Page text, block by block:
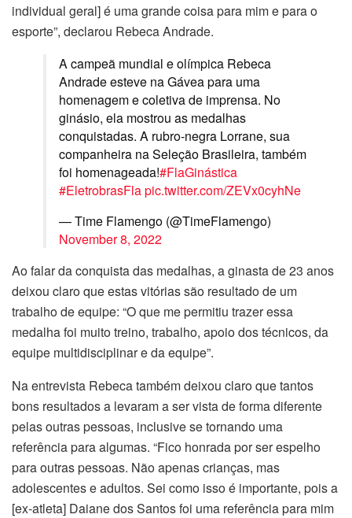
individual geral] é uma grande coisa para mim e para o
esporte”, declarou Rebeca Andrade.
A campeã mundial e olímpica Rebeca
Andrade esteve na Gávea para uma
homenagem e coletiva de imprensa. No
ginásio, ela mostrou as medalhas
conquistadas. A rubro-negra Lorrane, sua
companheira na Seleção Brasileira, também
foi homenageada!#FlaGinástica
#EletrobrasFlapic.twitter.com/ZEVx0cyhNe
— Time Flamengo (@TimeFlamengo)
November 8, 2022
Ao falar da conquista das medalhas, a ginasta de 23 anos
deixou claro que estas vitórias são resultado de um
trabalho de equipe: “O que me permitiu trazer essa
medalha foi muito treino, trabalho, apoio dos técnicos, da
equipe multidisciplinar e da equipe”.
Na entrevista Rebeca também deixou claro que tantos
bons resultados a levaram a ser vista de forma diferente
pelas outras pessoas, inclusive se tornando uma
referência para algumas. “Fico honrada por ser espelho
para outras pessoas. Não apenas crianças, mas
adolescentes e adultos. Sei como isso é importante, pois a
[ex-atleta] Daiane dos Santos foi uma referência para mim